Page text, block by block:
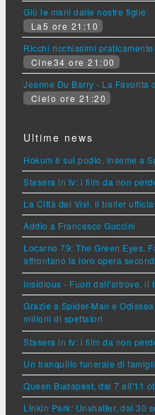
Giù le mani dalle nostre figlie
La5 ore 21:10
Ricchi ricchissimi
Cine34 ore 21:00
Jeanne Du Barry - La Favorita
Cielo ore 21:20
Ultime news
Hokum è sul podio, inseme a
Stasera in tv: i film da non
La Città dei Vivi, il trailer
Addio a Francesco Guccini
Locarno 79: The Green Eyes,
affrontano la loro opera
Insidious - Fuori dall'altrove, il
Grazie a Spider-Man e
milioni di spettatori
Stasera in tv: i film da non
Un tranquillo funerale di
Queen Budapest, dal 7 all'11
Linkin Park: Unshatter, dal 30